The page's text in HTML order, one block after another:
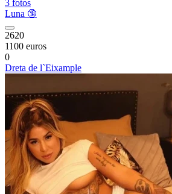
3 fotos
Luna 🔞
2620
1100 euros
0
Dreta de l`Eixample